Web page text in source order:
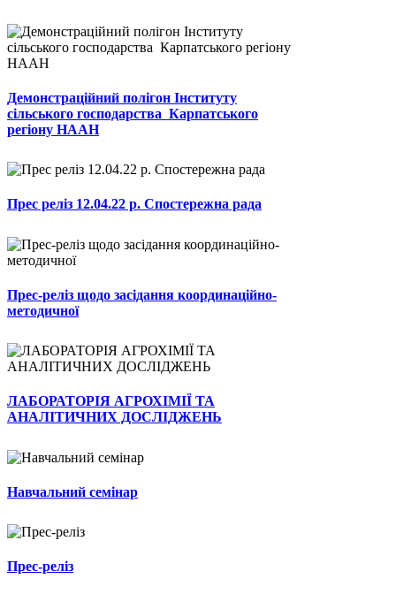
Демонстраційний полігон Інституту
сільського господарства Карпатського
регіону НААН
Прес реліз 12.04.22 р. Спостережна рада
Прес-реліз щодо засідання координаційно-
методичної
ЛАБОРАТОРІЯ АГРОХІМІЇ ТА
АНАЛІТИЧНИХ ДОСЛІДЖЕНЬ
Навчальний семінар
Прес-реліз